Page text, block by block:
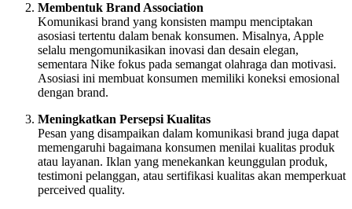
Membentuk Brand Association
Komunikasi brand yang konsisten mampu menciptakan
asosiasi tertentu dalam benak konsumen. Misalnya, Apple
selalu mengomunikasikan inovasi dan desain elegan,
sementara Nike fokus pada semangat olahraga dan motivasi.
Asosiasi ini membuat konsumen memiliki koneksi emosional
dengan brand.
Meningkatkan Persepsi Kualitas
Pesan yang disampaikan dalam komunikasi brand juga dapat
memengaruhi bagaimana konsumen menilai kualitas produk
atau layanan. Iklan yang menekankan keunggulan produk,
testimoni pelanggan, atau sertifikasi kualitas akan memperkuat
perceived quality.